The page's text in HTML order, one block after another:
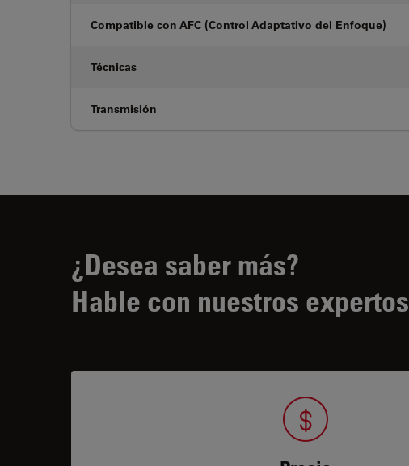
Compatible con AFC (Control Adaptativo del Enfoque)
Técnicas
Transmisión
¿Desea saber más?
Hable con nuestros expertos